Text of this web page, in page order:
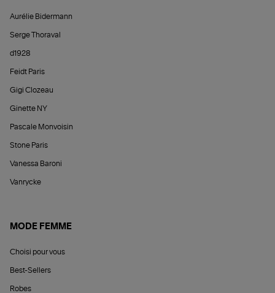
Aurélie Bidermann
Serge Thoraval
d1928
Feidt Paris
Gigi Clozeau
Ginette NY
Pascale Monvoisin
Stone Paris
Vanessa Baroni
Vanrycke
MODE FEMME
Choisi pour vous
Best-Sellers
Robes